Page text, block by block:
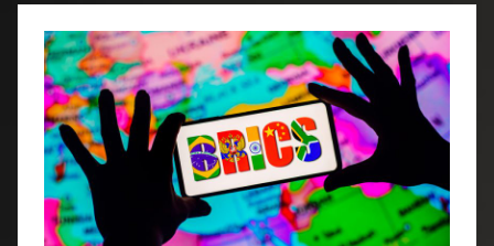
ремонте
Вашего
дома
квартиры